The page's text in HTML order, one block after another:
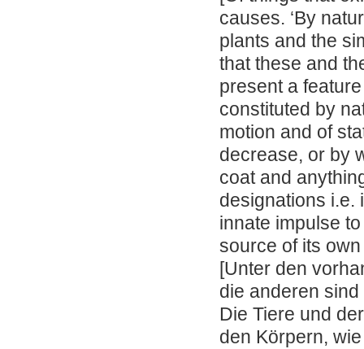
causes. ‘By
plants and the
that these and
present a
constituted by
motion and of
decrease, or by
coat and
designations
innate impulse
source of its
[Unter den
die anderen
Die Tiere und
den Körpern,